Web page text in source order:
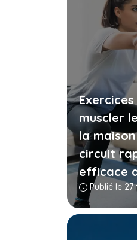
muscler
la
circuit
efficace
Publié le 27